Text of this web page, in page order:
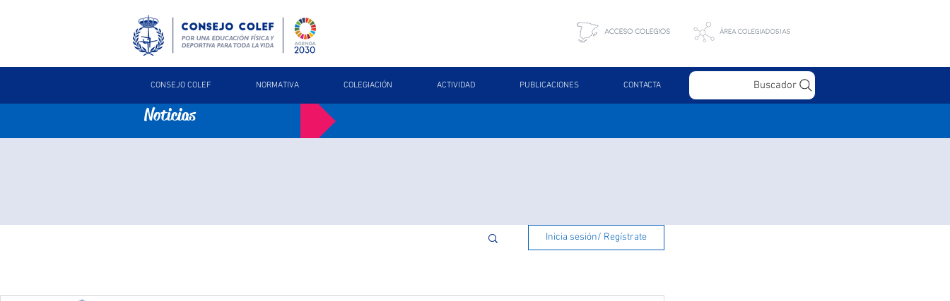
CONSEJO COLEF NORMATIVA COLEGIACIÓN ACTIVIDAD PUBLICACIONES CONTACTA Buscador
Noticias
Inicia sesión/ Regístrate